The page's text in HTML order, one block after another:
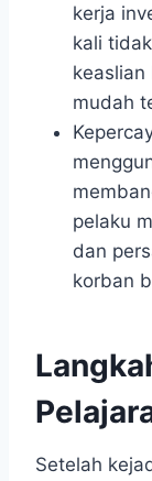
kerja
kali
mudah
pelaku
dan
korban
Setelah